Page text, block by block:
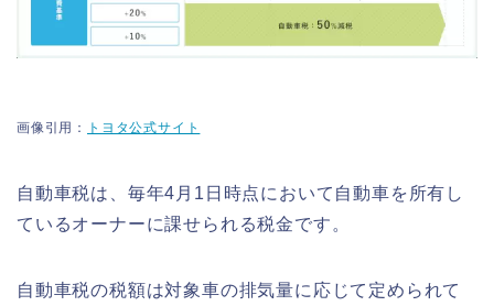
画像引用： トヨタ公式サイト
自動車税は、毎年4月1日時点において自動車を所有し
ているオーナーに課せられる税金です。
自動車税の税額は対象車の排気量に応じて定められて